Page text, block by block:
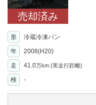
売却済み
形 冷蔵冷凍バン
年
2008(H20)
走 41.0万km (実走行距離)
検
-